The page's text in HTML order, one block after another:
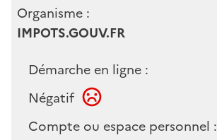
Organisme :
IMPOTS.GOUV.FR
Démarche en ligne :
Négatif
Compte ou espace personnel :